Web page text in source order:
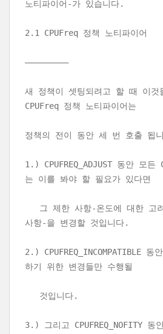
노티파이어-가 있습니다.
2.1 CPUFreq 정책 노티파이어
—————————
새 정책이 셋팅되려고 할 때 이것
CPUFreq 정책 노티파이어는
정책의 전이 동안 세 번 호출 됩
1.) CPUFREQ_ADJUST 동안 모든
는 이를 봐야 할 필요가 있다면
그 제한 사항-온도에 대한 고
사항-을 변경할 것입니다.
2.) CPUFREQ_INCOMPATIBLE
하기 위한 변경들만 수행될
것입니다.
3.) 그리고 CPUFREQ_NOFITY 동